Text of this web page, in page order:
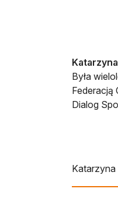
Katarzyna
Była
Federacją
Dialog
Katarzyna